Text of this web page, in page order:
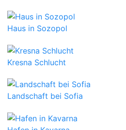
Haus in Sozopol
Kresna Schlucht
Landschaft bei Sofia